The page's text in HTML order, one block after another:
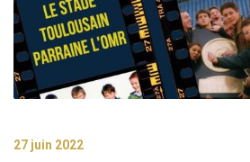
27 juin 2022